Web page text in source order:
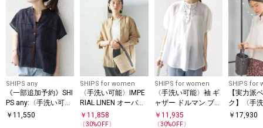
SHIPS any
《一部追加予約》SHI
PS any:〈手洗い可
能〉エンブロイダリ
￥ 11,550
SHIPS for women
〈手洗い可能〉IMPE
RIAL LINEN オーバー
シャツ
￥11,858
〔30%OFF〕
SHIPS for women
〈手洗い可能〉袖 ギ
ャザー ドルマン ブラ
ウス
￥ 11,935
〔30%OFF〕
SHIPS for
【実力派
ク】〈手
シルク混
￥17,930